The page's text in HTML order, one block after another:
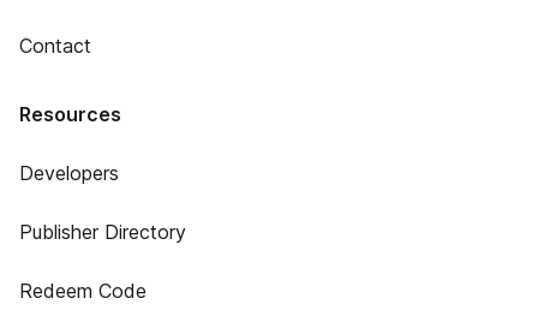
Contact
Resources
Developers
Publisher Directory
Redeem Code